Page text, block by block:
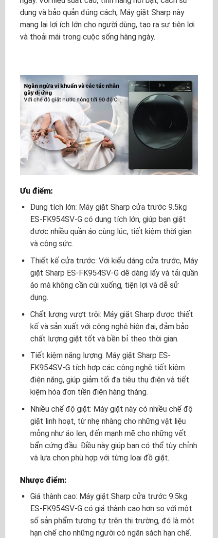
dụng và bảo quản đúng cách, Máy giặt Sharp này
mang lại lợi ích lớn cho người dùng, tạo ra sự tiện lợi
và thoải mái trong cuộc sống hàng ngày.
Ưu điểm:
Dung tích lớn: Máy giặt Sharp cửa trước 9.5kg
ES-FK954SV-G có dung tích lớn, giúp bạn giặt
được nhiều quần áo cùng lúc, tiết kiệm thời gian
và công sức.
Thiết kế cửa trước: Với kiểu dáng cửa trước, Máy
giặt Sharp ES-FK954SV-G dễ dàng lấy và tải quần
áo mà không cần cúi xuống, tiện lợi và dễ sử
dụng.
Chất lượng vượt trội: Máy giặt Sharp được thiết
kế và sản xuất với công nghệ hiện đại, đảm bảo
chất lượng giặt tốt và bền bỉ theo thời gian.
Tiết kiệm năng lượng: Máy giặt Sharp ES-
FK954SV-G tích hợp các công nghệ tiết kiệm
điện năng, giúp giảm tối đa tiêu thụ điện và tiết
kiệm hóa đơn tiền điện hàng tháng.
Nhiều chế độ giặt: Máy giặt này có nhiều chế độ
giặt linh hoạt, từ nhẹ nhàng cho những vật liệu
mỏng như áo len, đến mạnh mẽ cho những vết
bẩn cứng đầu. Điều này giúp bạn có thể tùy chỉnh
và lựa chọn phù hợp với từng loại đồ giặt.
Nhược điểm:
Giá thành cao: Máy giặt Sharp cửa trước 9.5kg
ES-FK954SV-G có giá thành cao hơn so với một
số sản phẩm tương tự trên thị trường, đó là một
hạn chế cho những người có ngân sách hạn chế.